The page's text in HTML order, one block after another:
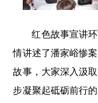
红色故事宣讲
情讲述了潘家峪惨
故事，大家深入汲
步凝聚起砥砺前行